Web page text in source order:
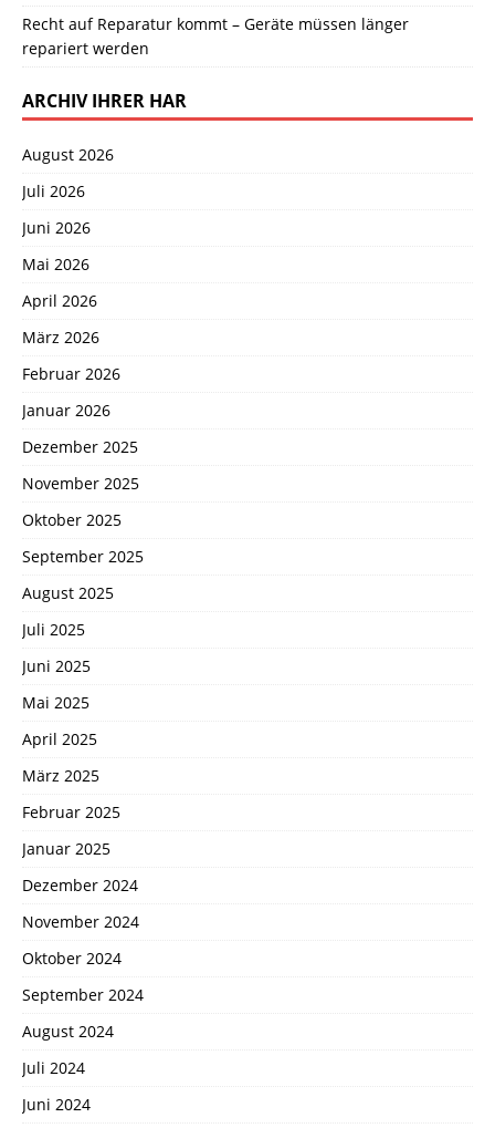
Recht auf Reparatur kommt – Geräte müssen länger
repariert werden
ARCHIV IHRER HAR
August 2026
Juli 2026
Juni 2026
Mai 2026
April 2026
März 2026
Februar 2026
Januar 2026
Dezember 2025
November 2025
Oktober 2025
September 2025
August 2025
Juli 2025
Juni 2025
Mai 2025
April 2025
März 2025
Februar 2025
Januar 2025
Dezember 2024
November 2024
Oktober 2024
September 2024
August 2024
Juli 2024
Juni 2024